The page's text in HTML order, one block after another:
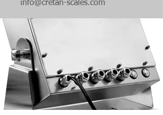
info@cretan-scales.com